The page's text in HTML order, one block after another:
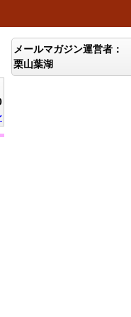
メールマガジン運営者：
栗山葉湖